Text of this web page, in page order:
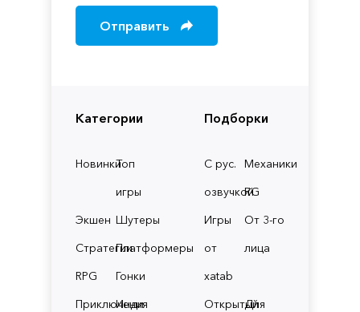
Категории
НовинкиТоп
игры
Экшен Шутеры
СтратегииПлатформеры
RPG
Гонки
Приключения
Инди
Подборки
С рус.
озвучкой
Механики
RG
Игры
от
xatab
От 3-го
лица
Открытый
Для
Отправить